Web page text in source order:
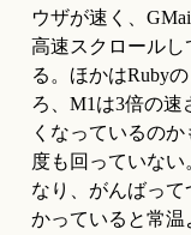
ウザが速く、
高速スクロール
る。ほかはRuby
ろ、M1は3倍の速
くなっているの
度も回っていない
なり、がんばっ
かっていると常温